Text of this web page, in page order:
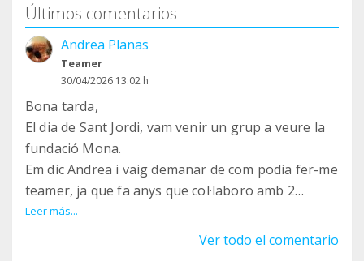
Últimos comentarios
Andrea Planas
Teamer
30/04/2026 13:02 h
Bona tarda,
El dia de Sant Jordi, vam venir un grup a veure la
fundació Mona.
Em dic Andrea i vaig demanar de com podia fer-me
teamer, ja que fa anys que col·laboro amb 2
fundacions més.
El que dic va a misa i avui heu guanyat una teamer
Leer más...
Ver todo el comentario